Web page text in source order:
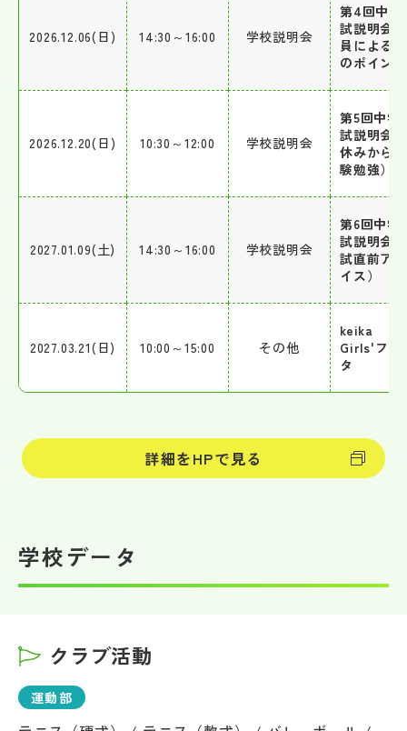
2026.12.06(日) 14:30～16:00 学校説明会
第4回中学
試説明会
員による
のポイン
2026.12.20(日) 10:30～12:00 学校説明会
第5回中学
試説明会
休みから
験勉強）
2027.01.09(土) 14:30～16:00 学校説明会
第6回中学
試説明会
試直前ア
イス）
2027.03.21(日) 10:00～15:00 その他
keika
Girls'フェ
タ
詳細をHPで見る
学校データ
クラブ活動
運動部